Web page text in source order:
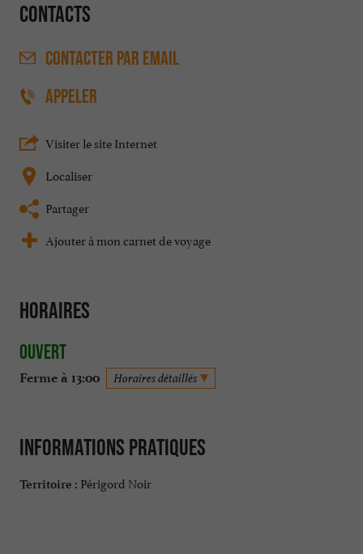
Contacts
CONTACTER PAR EMAIL
APPELER
Visiter le site Internet
Localiser
Partager
Ajouter à mon carnet de voyage
Horaires
Ouvert
Ferme à 13:00 Horaires détaillés
Informations pratiques
Territoire : Périgord Noir